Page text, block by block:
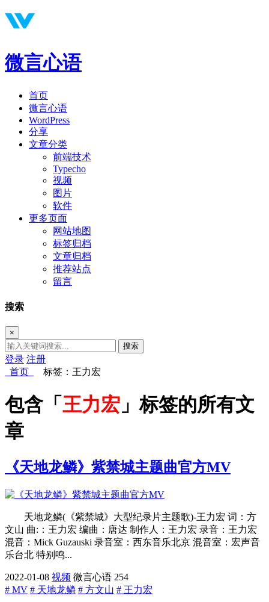
微言心语
首页
微言心语
WordPress
分享
文章分类
前端技术
Typecho
视频
图片
软件
更多页面
网站地图
标签归档
文章归档
推荐站点
留言
搜索
×
搜索
登录 注册
首页
标签：王力宏
包含「 王力宏 」标签的所有文
章
《天地龙鳞》紫禁城主题曲官方MV
天地龙鳞(《紫禁城》大型纪录片主题歌)-王力宏 词：方
文山 曲:：王力宏 编曲：唐达 制作人：王力宏 录音：王力宏
混音：Mick Guzauski 录音室：西东音乐北京 混音室：宏声音
乐台北 特别鸣...
2022-01-08 视频 微言心语 254
# MV # 天地龙鳞 # 方文山 # 王力宏